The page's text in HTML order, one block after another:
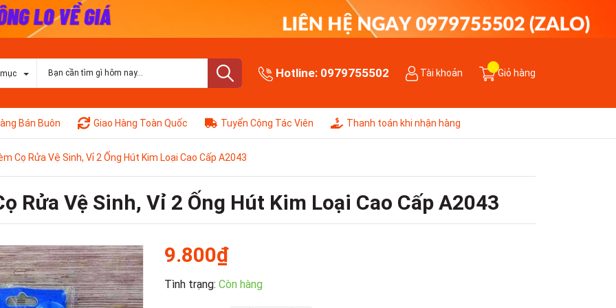
Hotline: 0979755502 Tài khoản Giỏ hàng
Bán Buôn Giao Hàng Toàn Quốc Tuyển Cộng Tác Viên Thanh toán khi nhận hàng
Cọ Rửa Vệ Sinh, Vỉ 2 Ống Hút Kim Loại Cao Cấp A2043
Rửa Vệ Sinh, Vỉ 2 Ống Hút Kim Loại Cao Cấp A2043
9.800₫
Tình trạng: Còn hàng